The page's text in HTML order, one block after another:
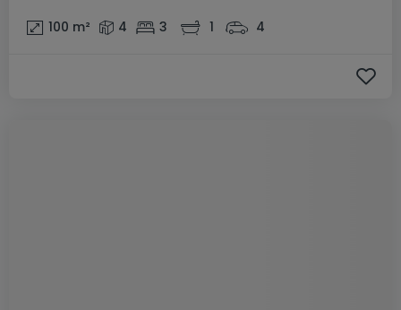
100 m² 4 3 1 4